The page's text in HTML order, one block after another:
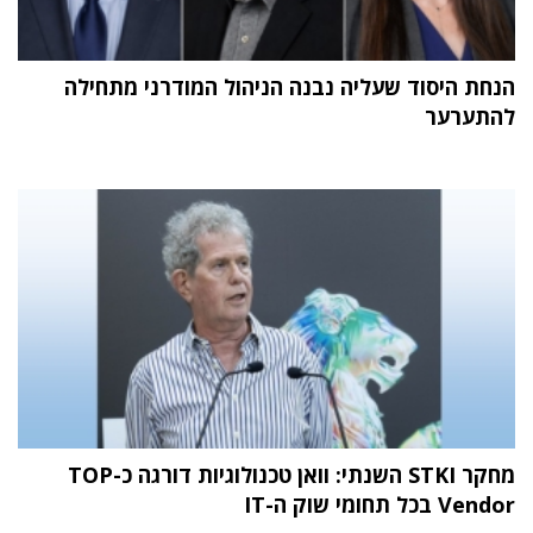
הנחת היסוד שעליה נבנה הניהול המודרני מתחילה
להתערער
מחקר STKI השנתי: וואן טכנולוגיות דורגה כ-TOP
Vendor בכל תחומי שוק ה-IT